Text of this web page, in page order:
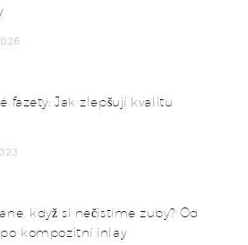
fazety: Jak zlepšují kvalitu
když si nečistíme zuby? Od
po kompozitní inlay